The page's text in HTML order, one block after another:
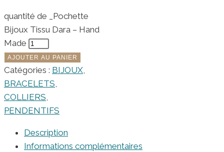
quantité de _Pochette
Bijoux Tissu Dara – Hand
Made
AJOUTER AU PANIER
Catégories : BIJOUX,
BRACELETS,
COLLIERS,
PENDENTIFS
Description
Informations complémentaires